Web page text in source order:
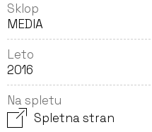
Sklop
MEDIA
Leto
2016
Na spletu
Spletna stran